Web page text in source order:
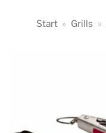
Start » Grills »